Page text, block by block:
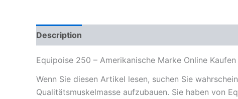
Description
Equipoise 250 – Amerikanische Marke Online Kaufen
Wenn Sie diesen Artikel lesen, suchen Sie
Qualitätsmuskelmasse aufzubauen. Sie haben von